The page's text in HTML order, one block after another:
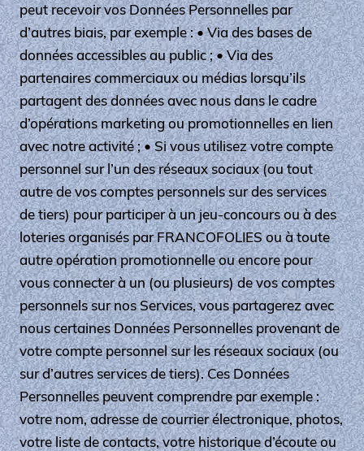
peut recevoir vos Données Personnelles par
d’autres biais, par exemple : • Via des bases de
données accessibles au public ; • Via des
partenaires commerciaux ou médias lorsqu’ils
partagent des données avec nous dans le cadre
d’opérations marketing ou promotionnelles en lien
avec notre activité ; • Si vous utilisez votre compte
personnel sur l’un des réseaux sociaux (ou tout
autre de vos comptes personnels sur des services
de tiers) pour participer à un jeu-concours ou à des
loteries organisés par FRANCOFOLIES ou à toute
autre opération promotionnelle ou encore pour
vous connecter à un (ou plusieurs) de vos comptes
personnels sur nos Services, vous partagerez avec
nous certaines Données Personnelles provenant de
votre compte personnel sur les réseaux sociaux (ou
sur d’autres services de tiers). Ces Données
Personnelles peuvent comprendre par exemple :
votre nom, adresse de courrier électronique, photos,
votre liste de contacts, votre historique d’écoute ou